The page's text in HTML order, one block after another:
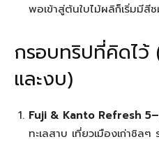
พอเข้าสู่ต้นใบไม้ผลิก็เริ่มมีสี
กรอบทริปที่คิดไว้
และงบ)
Fuji & Kanto Refresh
ทะเลสาบ เที่ยวเมืองเก่าชิลๆ